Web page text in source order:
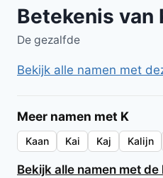
Betekenis van
De gezalfde
Bekijk alle namen met
Meer namen met K
Kaan Kai Kaj Kalijn
Bekijk alle namen met de